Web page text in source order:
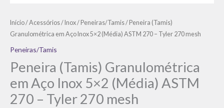
Início/Acessórios/ Inox/ Peneiras/Tamis/ Peneira (Tamis)
Granulométrica em Aço Inox 5×2 (Média) ASTM 270 – Tyler 270 mesh
Peneiras/Tamis
Peneira (Tamis) Granulométrica
em Aço Inox 5×2 (Média) ASTM
270 – Tyler 270 mesh